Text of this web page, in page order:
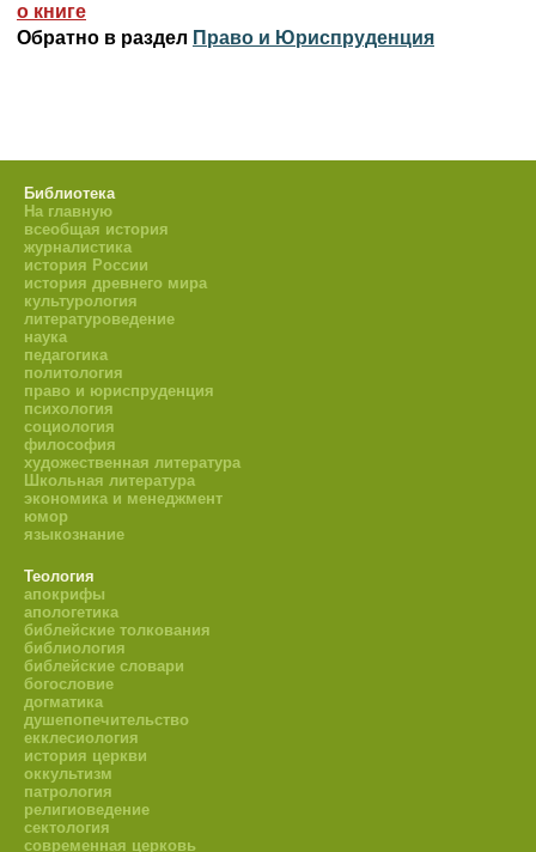
о книге
Обратно в раздел Право и Юриспруденция
Библиотека
На главную
всеобщая история
журналистика
история России
история древнего мира
культурология
литературоведение
наука
педагогика
политология
право и юриспруденция
психология
социология
философия
художественная литература
Школьная литература
экономика и менеджмент
юмор
языкознание
Теология
апокрифы
апологетика
библейские толкования
библиология
библейские словари
богословие
догматика
душепопечительство
екклесиология
история церкви
оккультизм
патрология
религиоведение
сектология
современная церковь